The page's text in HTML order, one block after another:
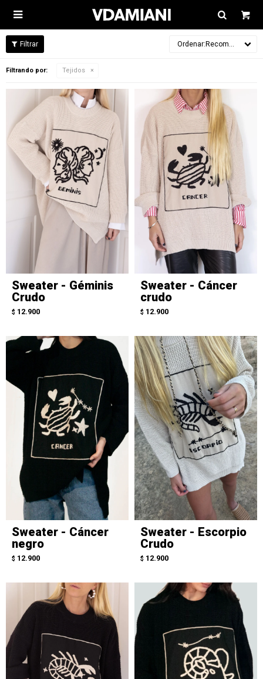

Recomendados
Filtrando por: Tejidos
Sweater - Géminis
Crudo
$ 12.900
Sweater - Cáncer
crudo
$ 12.900
Sweater - Cáncer
negro
$ 12.900
Sweater - Escorpio
Crudo
$ 12.900